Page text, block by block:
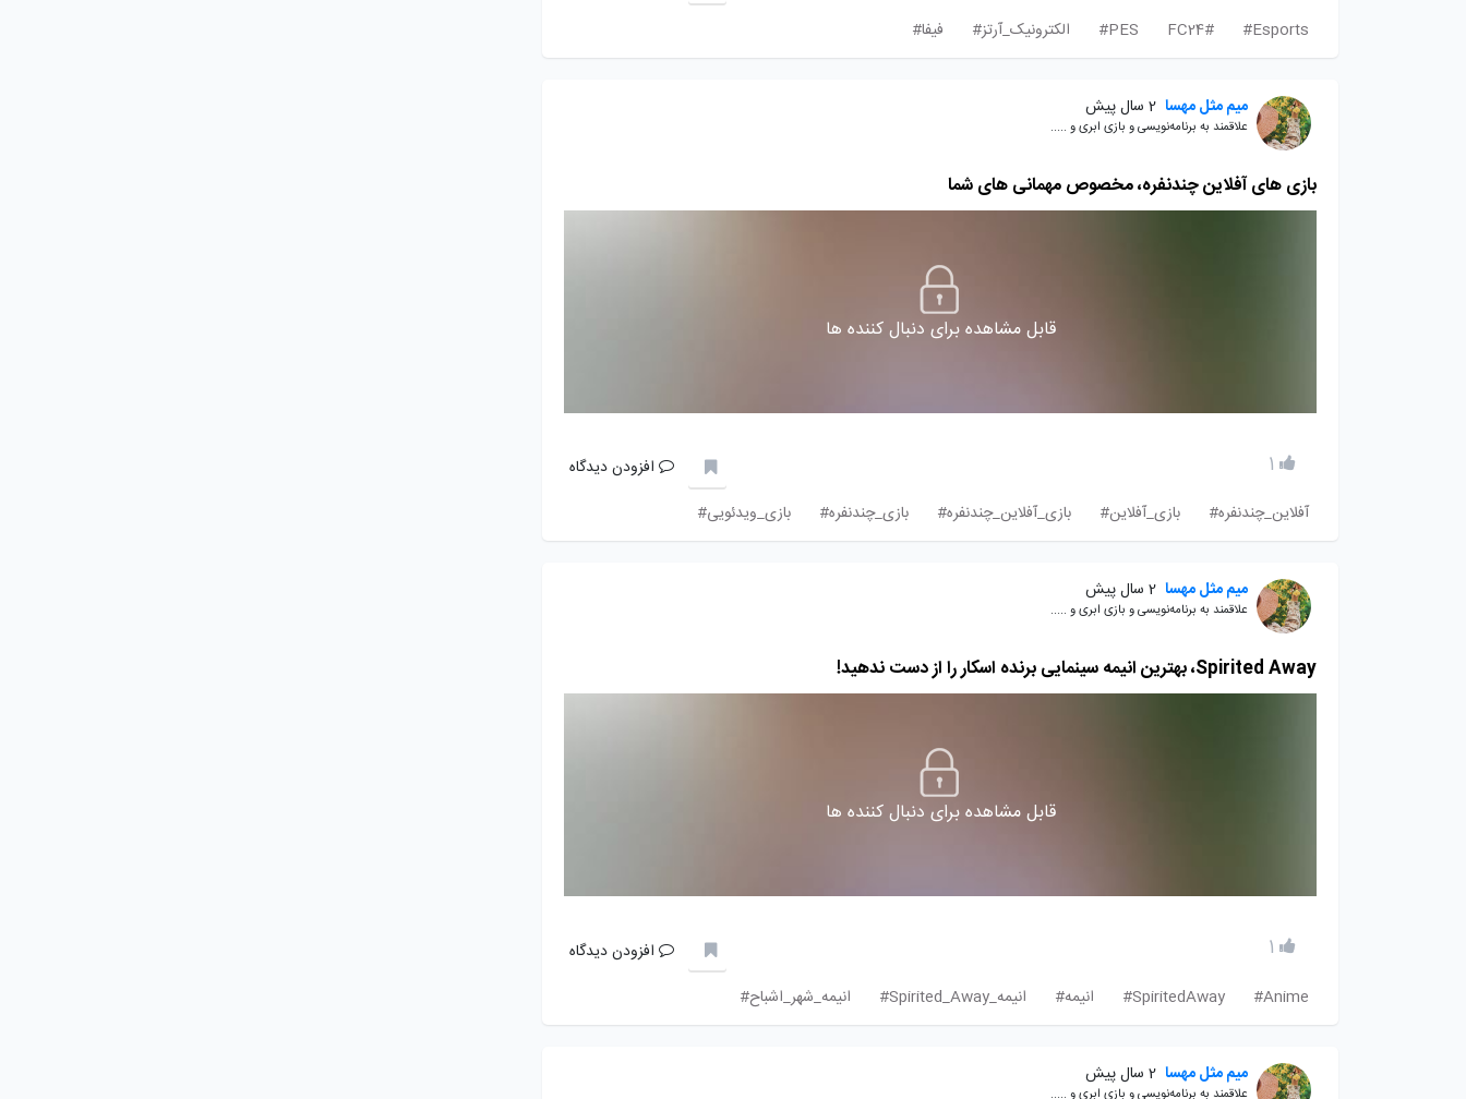
Esports#
FC24#
PES# الکترونیک_آرتز# فیفا#
میم مثل مهسا 2 سال پیش
علاقمند به برنامه‌نویسی و بازی ابری و .....
بازی های آفلاین چندنفره، مخصوص مهمانی های شما
قابل مشاهده برای دنبال کننده ها
1
افزودن دیدگاه
آفلاین_چندنفره#
بازی_آفلاین# بازی_آفلاین_چندنفره# بازی_چندنفره# بازی_ویدئویی#
میم مثل مهسا 2 سال پیش
علاقمند به برنامه‌نویسی و بازی ابری و .....
Spirited Away، بهترین انیمه سینمایی برنده اسکار را از دست ندهید!
قابل مشاهده برای دنبال کننده ها
1
افزودن دیدگاه
Anime#
SpiritedAway# انیمه# انیمه_Spirited_Away# انیمه_شهر_اشباح#
میم مثل مهسا 2 سال پیش
علاقمند به برنامه‌نویسی و بازی ابری و .....